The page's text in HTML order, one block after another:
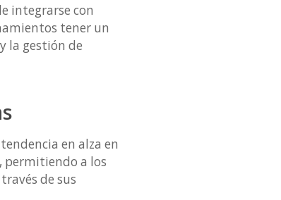
integrarse con
tener un
la gestión de
en alza en
permitiendo a los
de sus